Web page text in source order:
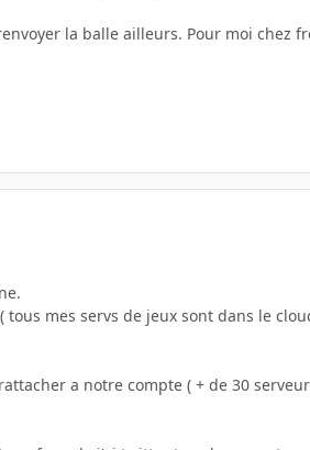
la balle ailleurs. Pour moi chez
mes servs de jeux sont dans le
a notre compte ( + de 30